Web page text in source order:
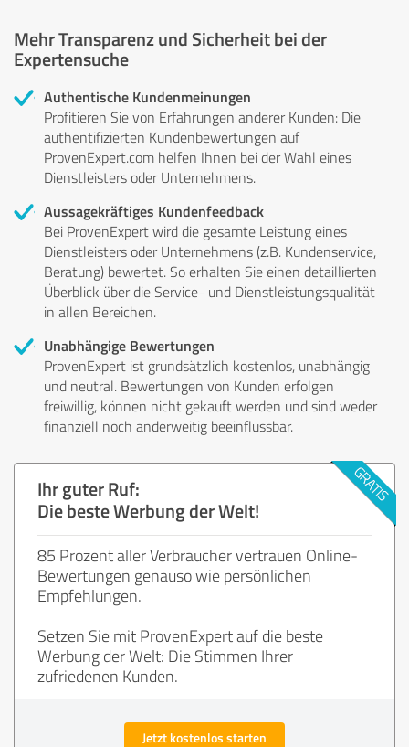
Mehr Transparenz und Sicherheit bei der
Expertensuche
Authentische Kundenmeinungen
Profitieren Sie von Erfahrungen anderer Kunden: Die
authentifizierten Kundenbewertungen auf
ProvenExpert.com helfen Ihnen bei der Wahl eines
Dienstleisters oder Unternehmens.
Aussagekräftiges Kundenfeedback
Bei ProvenExpert wird die gesamte Leistung eines
Dienstleisters oder Unternehmens (z.B. Kundenservice,
Beratung) bewertet. So erhalten Sie einen detaillierten
Überblick über die Service- und Dienstleistungsqualität
in allen Bereichen.
Unabhängige Bewertungen
ProvenExpert ist grundsätzlich kostenlos, unabhängig
und neutral. Bewertungen von Kunden erfolgen
freiwillig, können nicht gekauft werden und sind weder
finanziell noch anderweitig beeinflussbar.
Ihr guter Ruf:
Die beste Werbung der Welt!
85 Prozent aller Verbraucher vertrauen Online-
Bewertungen genauso wie persönlichen
Empfehlungen.
Setzen Sie mit ProvenExpert auf die beste
Werbung der Welt: Die Stimmen Ihrer
zufriedenen Kunden.
Jetzt kostenlos starten